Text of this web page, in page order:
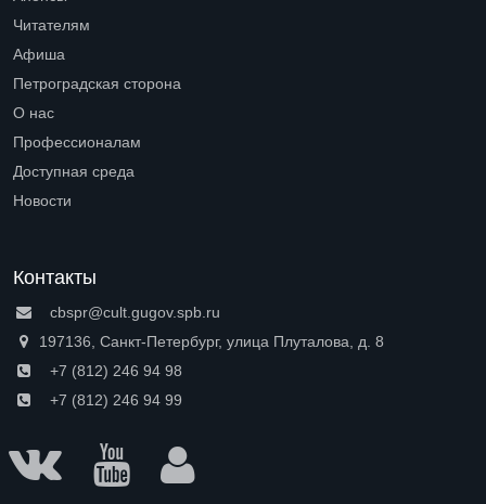
Читателям
Афиша
Петроградская сторона
О нас
Профессионалам
Доступная среда
Новости
Контакты
cbspr@cult.gugov.spb.ru
197136, Санкт-Петербург, улица Плуталова, д. 8
+7 (812) 246 94 98
+7 (812) 246 94 99